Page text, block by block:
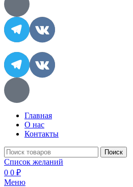
Главная
О нас
Контакты
Поиск
Список желаний
0 0 ₽
Меню